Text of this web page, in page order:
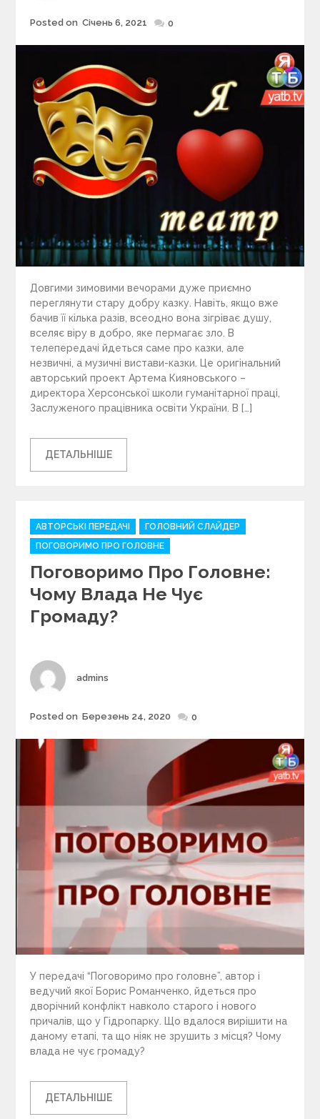
Posted
Posted on Січень 6, 2021 0
Довгими зимовими вечорами дуже приємно
переглянути стару добру казку. Навіть, якщо вже
бачив її кілька разів, всеодно вона зігріває душу,
вселяє віру в добро, яке пермагає зло. В
телепередачі йдеться саме про казки, але
незвичні, а музичні вистави-казки. Це оригінальний
авторський проект Артема Кияновського –
директора Херсонської школи гуманітарної праці,
Заслуженого працівника освіти України. В […]
ДЕТАЛЬНІШЕ
C
a
t
e
o
r
АВТОРСЬКІ ПЕРЕДАЧІ
ГОЛОВНИЙ СЛАЙДЕР
ПОГОВОРИМО ПРО ГОЛОВНЕ
Поговоримо Про Головне:
Чому Влада Не Чує
Громаду?
Author
admins
Posted
Posted on Березень 24, 2020 0
У передачі “Поговоримо про головне”, автор і
ведучий якої Борис Романченко, йдеться про
дворічний конфлікт навколо старого і нового
причалів, що у Гідропарку. Що вдалося вирішити на
даному етапі, та що ніяк не зрушить з місця? Чому
влада не чує громаду?
ДЕТАЛЬНІШЕ